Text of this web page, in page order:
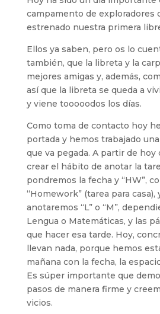
campamento de exploradores
estrenado nuestra primera
Ellos ya saben, pero os lo
también, que la libreta y la
mejores amigas y, además,
así que la libreta se queda a
y viene tooooodos los días.
Como toma de contacto hoy
portada y hemos trabajado
que va pegada. A partir de hoy
crear el hábito de anotar la
pondremos la fecha y “HW”,
“Homework” (tarea para casa),
anotaremos “L” o “M”,
Lengua o Matemáticas, y las
que hacer esa tarde. Hoy,
llevan nada, porque hemos
mañana con la fecha, la
Es súper importante que
pasos de manera firme y
vicios.